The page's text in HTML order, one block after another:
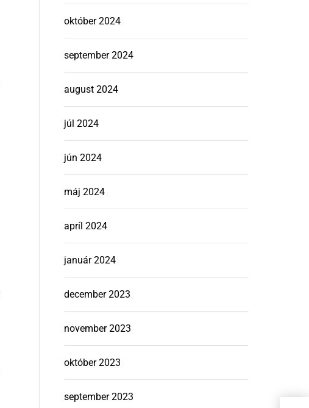
október 2024
september 2024
august 2024
júl 2024
jún 2024
máj 2024
apríl 2024
január 2024
december 2023
november 2023
október 2023
september 2023